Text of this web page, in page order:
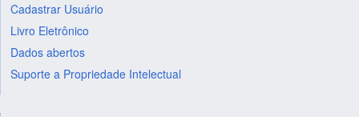
Cadastrar Usuário
Livro Eletrônico
Dados abertos
Suporte a Propriedade Intelectual